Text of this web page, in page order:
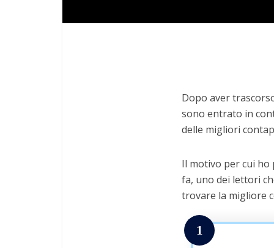
Dopo aver
sono entrato in
delle migliori
Il motivo per cui
fa, uno dei lettori
trovare la migliore
1